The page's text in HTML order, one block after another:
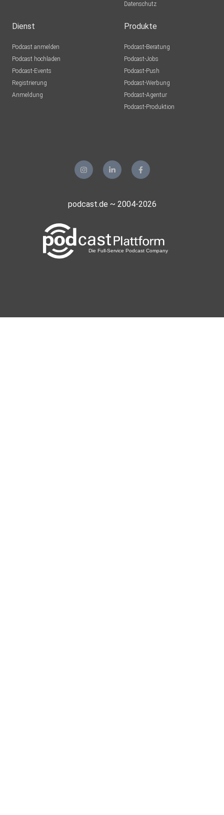
Datenschutz
Dienst
Podcast anmelden
Podcast hochladen
Podcast-Events
Registrierung
Anmeldung
Produkte
Podcast-Beratung
Podcast-Jobs
Podcast-Push
Podcast-Werbung
Podcast-Agentur
Podcast-Produktion
podcast.de ~ 2004-2026